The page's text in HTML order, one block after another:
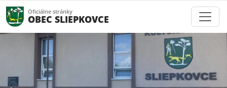
Oficiálne stránky
OBEC SLIEPKOVCE